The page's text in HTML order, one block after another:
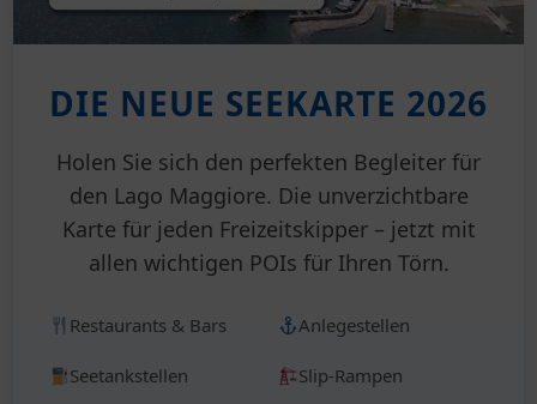
DIE NEUE SEEKARTE 2026
Holen Sie sich den perfekten Begleiter für
den Lago Maggiore. Die unverzichtbare
Karte für jeden Freizeitskipper – jetzt mit
allen wichtigen POIs für Ihren Törn.
Restaurants & Bars Anlegestellen
Seetankstellen Slip-Rampen